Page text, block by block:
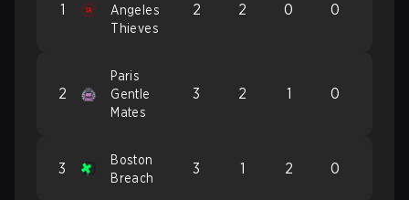
1
Angeles
Thieves
2 2 0 0
2
Paris
Gentle
Mates
3 2 1 0
3
Boston
Breach
3 1 2 0